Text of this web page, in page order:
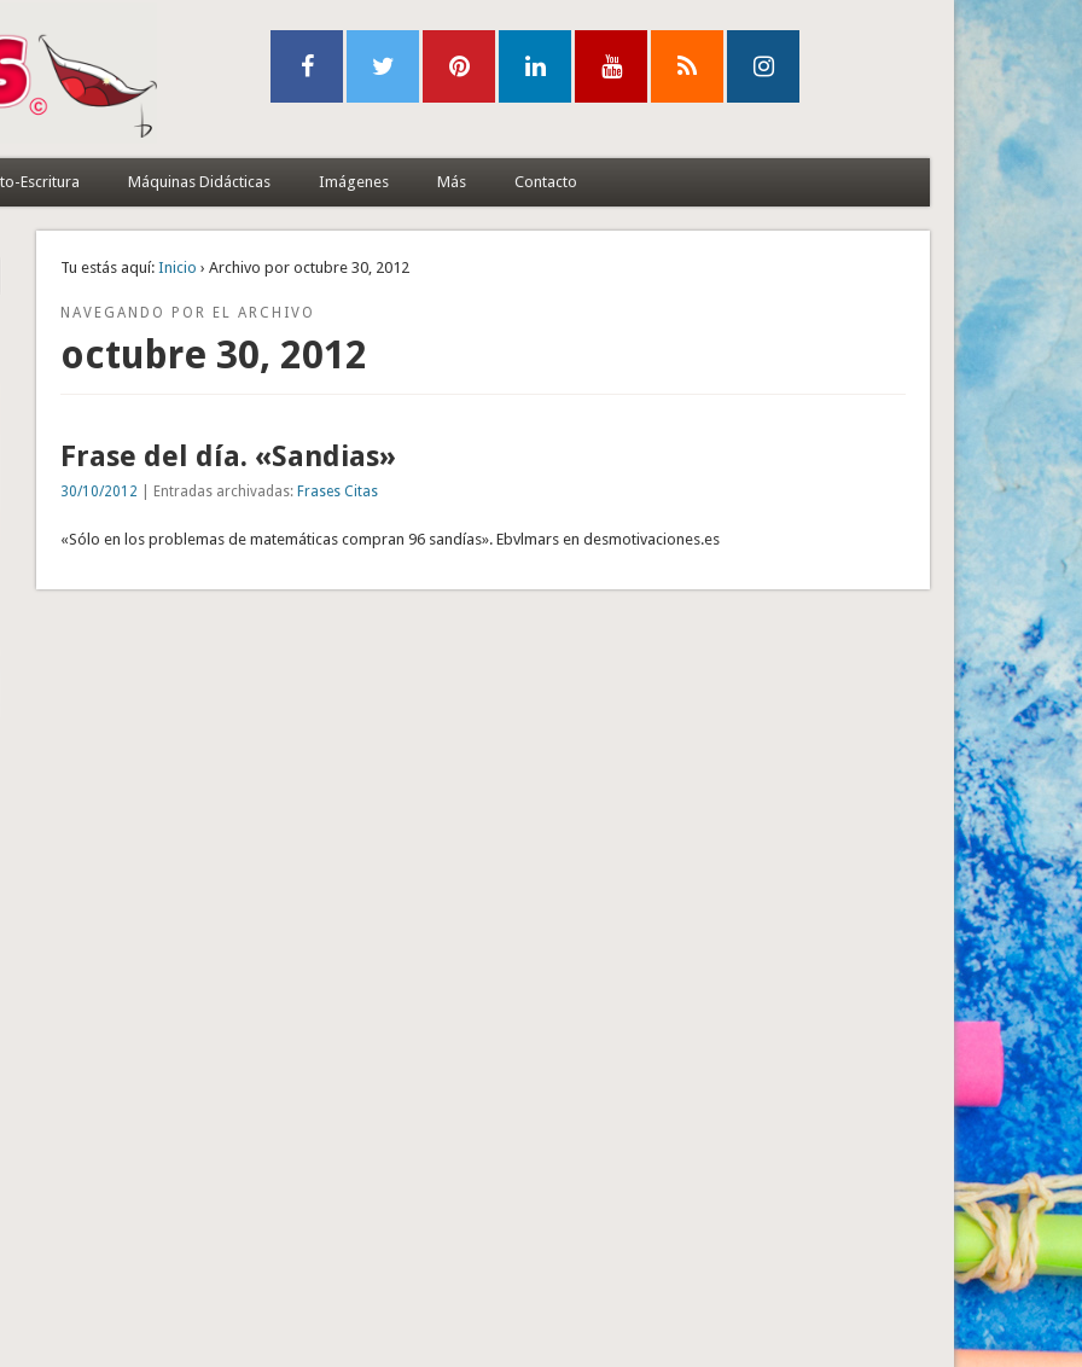
Escritura Máquinas Didácticas Imágenes Más Contacto
Tu estás aquí: Inicio › Archivo por octubre 30, 2012
NAVEGANDO POR EL ARCHIVO
octubre 30, 2012
Frase del día. «Sandias»
30/10/2012 | Entradas archivadas:Frases Citas
«Sólo en los problemas de matemáticas compran 96 sandías». Ebvlmars en desmotivaciones.es